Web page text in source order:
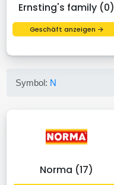
Ernsting's family (0)
Geschäft anzeigen →
Symbol: N
Norma (17)